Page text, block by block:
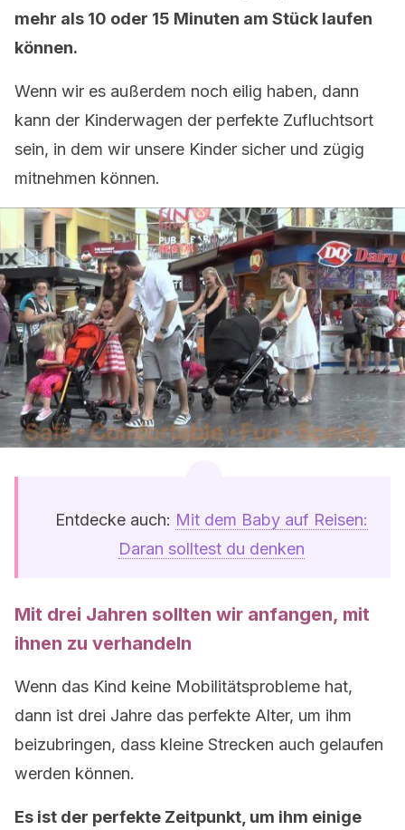
mehr als 10 oder 15 Minuten am Stück laufen
können.
Wenn wir es außerdem noch eilig haben, dann
kann der Kinderwagen der perfekte Zufluchtsort
sein, in dem wir unsere Kinder sicher und zügig
mitnehmen können.
Entdecke auch: Mit dem Baby auf Reisen:
Daran solltest du denken
Mit drei Jahren sollten wir anfangen, mit
ihnen zu verhandeln
Wenn das Kind keine Mobilitätsprobleme hat,
dann ist drei Jahre das perfekte Alter, um ihm
beizubringen, dass kleine Strecken auch gelaufen
werden können.
Es ist der perfekte Zeitpunkt, um ihm einige